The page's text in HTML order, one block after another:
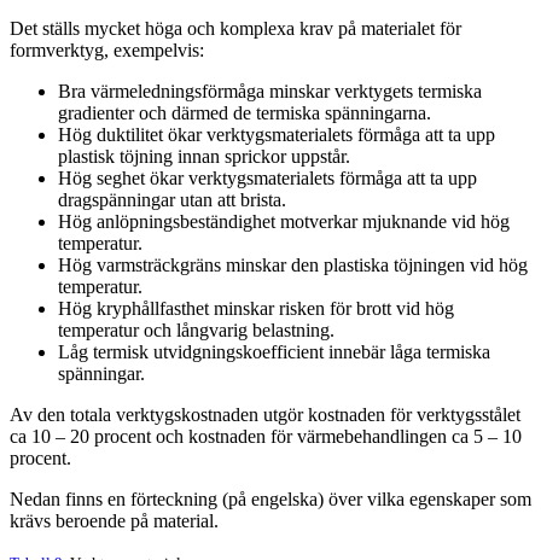
Det ställs mycket höga och komplexa krav på materialet för
formverktyg, exempelvis:
Bra värmeledningsförmåga minskar verktygets termiska
gradienter och därmed de termiska spänningarna.
Hög duktilitet ökar verktygsmaterialets förmåga att ta upp
plastisk töjning innan sprickor uppstår.
Hög seghet ökar verktygsmaterialets förmåga att ta upp
dragspänningar utan att brista.
Hög anlöpningsbeständighet motverkar mjuknande vid hög
temperatur.
Hög varmsträckgräns minskar den plastiska töjningen vid hög
temperatur.
Hög kryphållfasthet minskar risken för brott vid hög
temperatur och långvarig belastning.
Låg termisk utvidgningskoefficient innebär låga termiska
spänningar.
Av den totala verktygskostnaden utgör kostnaden för verktygsstålet
ca 10 – 20 procent och kostnaden för värmebehandlingen ca 5 – 10
procent.
Nedan finns en förteckning (på engelska) över vilka egenskaper som
krävs beroende på material.